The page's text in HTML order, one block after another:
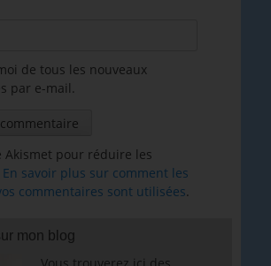
de tous les nouveaux
par e-mail.
Akismet pour réduire les
En savoir plus sur comment les
commentaires sont utilisées.
mon blog
Vous trouverez ici des